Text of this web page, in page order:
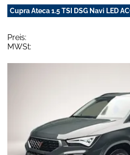
Cupra Ateca 1.5 TSI DSG Navi LED
Preis:
MWSt: